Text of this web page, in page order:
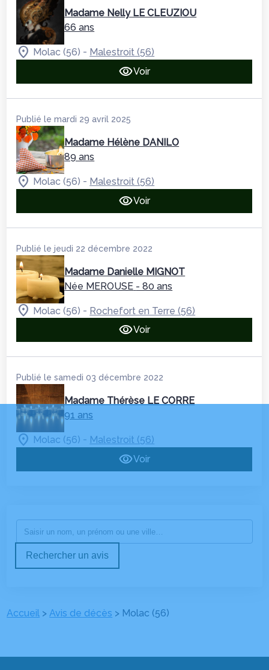
Madame Nelly LE CLEUZIOU
66 ans
Molac (56) - Malestroit (56)
Voir
Publié le mardi 29 avril 2025
Madame Hélène DANILO
89 ans
Molac (56) - Malestroit (56)
Voir
Publié le jeudi 22 décembre 2022
Madame Danielle MIGNOT
Née MEROUSE - 80 ans
Molac (56) - Rochefort en Terre (56)
Voir
Publié le samedi 03 décembre 2022
Madame Thérèse LE CORRE
91 ans
Molac (56) - Malestroit (56)
Voir
Rechercher un avis
Accueil >Avis de décès > Molac (56)